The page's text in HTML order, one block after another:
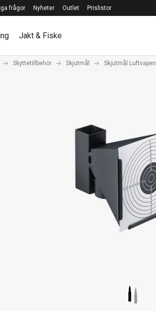
frågor Nyheter Outlet Prislistor
Jakt & Fiske
Skyttetillbehör Skjutmål Skjutmål Luftvapen